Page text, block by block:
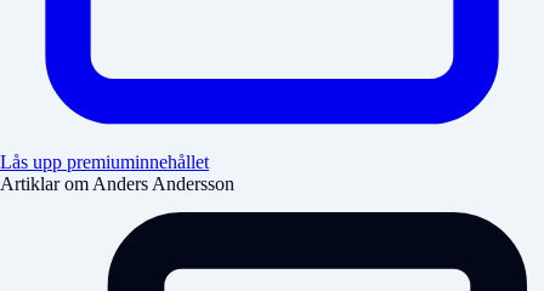
Lås upp premiuminnehållet
Artiklar om Anders Andersson